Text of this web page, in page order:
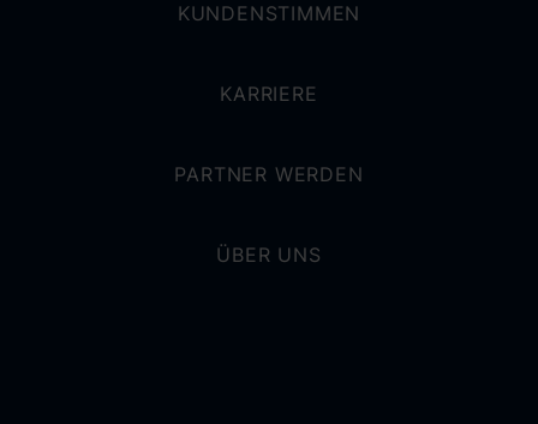
KUNDENSTIMMEN
KARRIERE
PARTNER WERDEN
ÜBER UNS